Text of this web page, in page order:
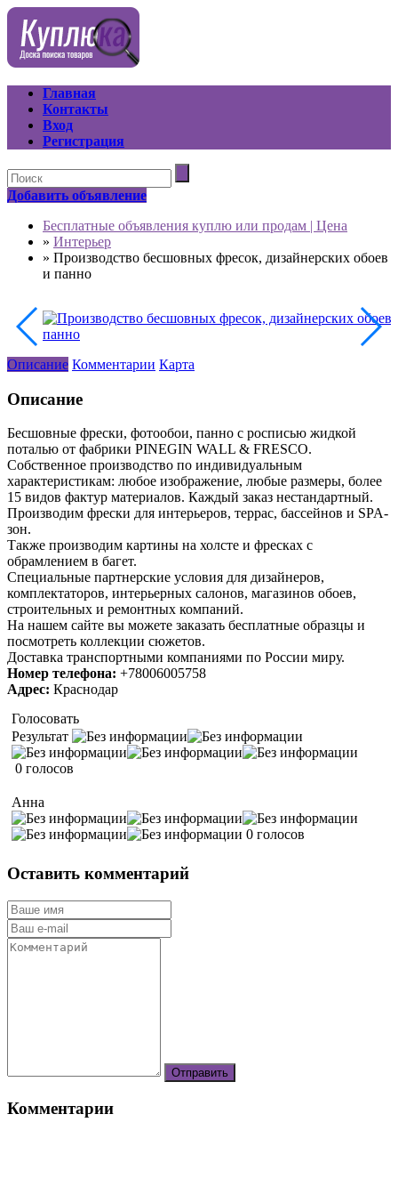
Главная
Контакты
Вход
Регистрация
Добавить объявление
Бесплатные объявления куплю или продам | Цена
» Интерьер
» Производство бесшовных фресок, дизайнерских обоев
и панно
Описание Комментарии Карта
Описание
Бесшовные фрески, фотообои, панно с росписью жидкой
поталью от фабрики PINEGIN WALL & FRESCO.
Собственное производство по индивидуальным
характеристикам: любое изображение, любые размеры, более
15 видов фактур материалов. Каждый заказ нестандартный.
Производим фрески для интерьеров, террас, бассейнов и SPA-
зон.
Также производим картины на холсте и фресках с
обрамлением в багет.
Специальные партнерские условия для дизайнеров,
комплектаторов, интерьерных салонов, магазинов обоев,
строительных и ремонтных компаний.
На нашем сайте вы можете заказать бесплатные образцы и
посмотреть коллекции сюжетов.
Доставка транспортными компаниями по России миру.
Номер телефона: +78006005758
Адрес: Краснодар
Голосовать
Результат
0 голосов
Анна
0 голосов
Оставить комментарий
Комментарии